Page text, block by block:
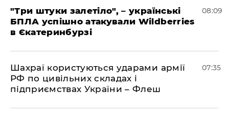
"Три штуки залетіло", – українські
БПЛА успішно атакували Wildberries
в Єкатеринбурзі
08:09
Шахраї користуються ударами армії
РФ по цивільних складах і
підприємствах України – Флеш
07:35